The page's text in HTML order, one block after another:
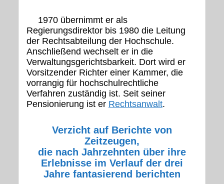
1970 übernimmt er als
Regierungsdirektor bis 1980 die Leitung
der Rechtsabteilung der Hochschule.
Anschließend wechselt er in die
Verwaltungsgerichtsbarkeit. Dort wird er
Vorsitzender Richter einer Kammer, die
vorrangig für hochschulrechtliche
Verfahren zuständig ist. Seit seiner
Pensionierung ist er Rechtsanwalt.
Verzicht auf Berichte von
Zeitzeugen,
die nach Jahrzehnten über ihre
Erlebnisse im Verlauf der drei
Jahre fantasierend berichten